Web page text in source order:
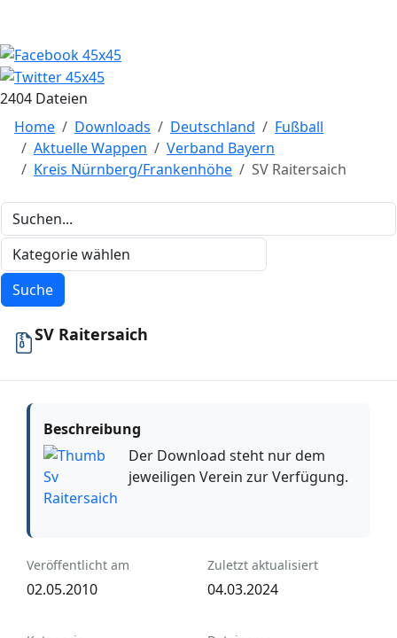
2404 Dateien
Home
Downloads Deutschland
Fußball
Aktuelle Wappen
Verband Bayern
Kreis Nürnberg/Frankenhöhe
SV Raitersaich
SV Raitersaich
Beschreibung
Der Download steht nur dem
jeweiligen Verein zur Verfügung.
Veröffentlicht am
02.05.2010
Zuletzt aktualisiert
04.03.2024